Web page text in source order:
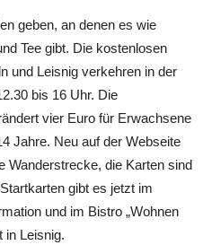
geben, an denen es wie
Tee gibt. Die kostenlosen
und Leisnig verkehren in der
bis 16 Uhr. Die
vier Euro für Erwachsene
Jahre. Neu auf der Webseite
Wanderstrecke, die Karten sind
gibt es jetzt im
und im Bistro „Wohnen
Leisnig.